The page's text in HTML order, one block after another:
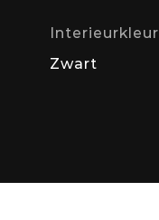
Interieurkleur
Zwart